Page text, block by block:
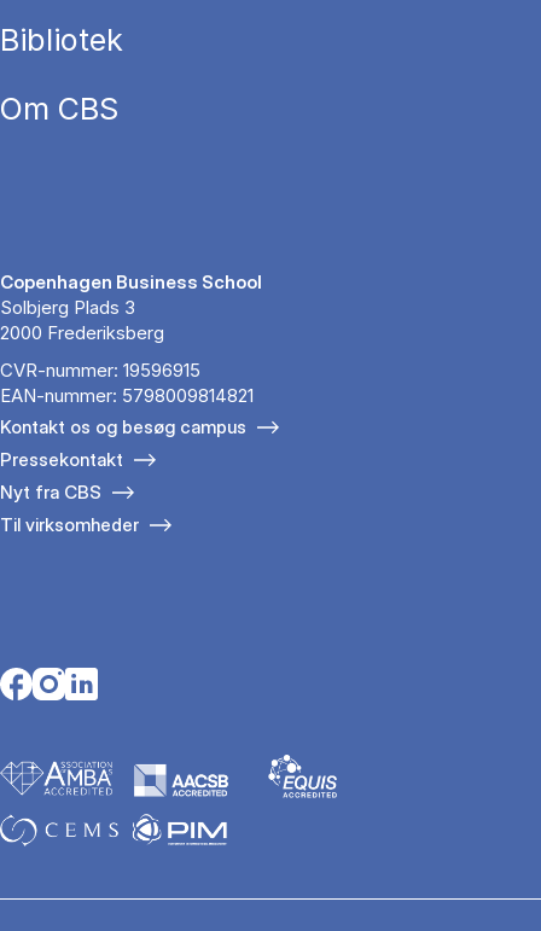
Bibliotek
Om CBS
Copenhagen Business School
Solbjerg Plads 3
2000 Frederiksberg
CVR-nummer: 19596915
EAN-nummer: 5798009814821
Kontakt os og besøg campus
Pressekontakt
Nyt fra CBS
Til virksomheder
Opens in a new tab
Opens in a new tab
Opens in a new tab